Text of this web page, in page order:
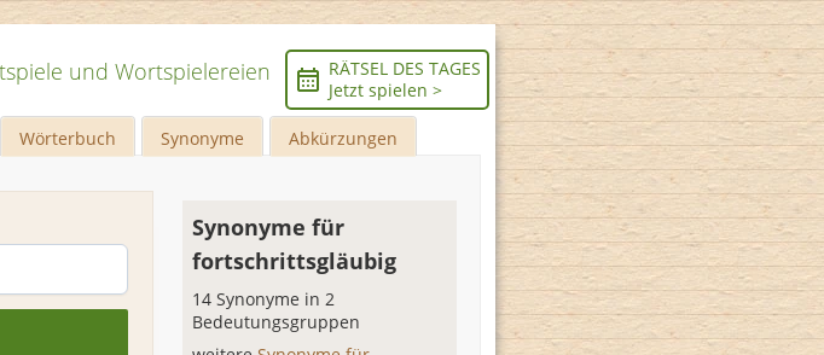
und Wortspielereien
RÄTSEL DES TAGES
Jetzt spielen >
Wörterbuch Synonyme Abkürzungen
Synonyme für
fortschrittsgläubig
14 Synonyme in 2
Bedeutungsgruppen